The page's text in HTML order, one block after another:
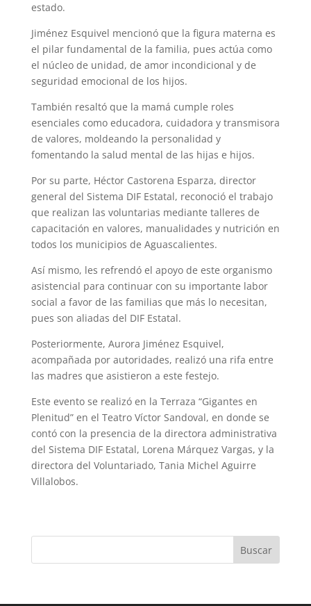
estado.
Jiménez Esquivel mencionó que la figura materna es
el pilar fundamental de la familia, pues actúa como
el núcleo de unidad, de amor incondicional y de
seguridad emocional de los hijos.
También resaltó que la mamá cumple roles
esenciales como educadora, cuidadora y transmisora
de valores, moldeando la personalidad y
fomentando la salud mental de las hijas e hijos.
Por su parte, Héctor Castorena Esparza, director
general del Sistema DIF Estatal, reconoció el trabajo
que realizan las voluntarias mediante talleres de
capacitación en valores, manualidades y nutrición en
todos los municipios de Aguascalientes.
Así mismo, les refrendó el apoyo de este organismo
asistencial para continuar con su importante labor
social a favor de las familias que más lo necesitan,
pues son aliadas del DIF Estatal.
Posteriormente, Aurora Jiménez Esquivel,
acompañada por autoridades, realizó una rifa entre
las madres que asistieron a este festejo.
Este evento se realizó en la Terraza “Gigantes en
Plenitud” en el Teatro Víctor Sandoval, en donde se
contó con la presencia de la directora administrativa
del Sistema DIF Estatal, Lorena Márquez Vargas, y la
directora del Voluntariado, Tania Michel Aguirre
Villalobos.
Buscar